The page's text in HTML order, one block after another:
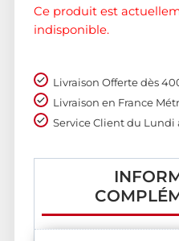
Ce produit est
indisponible.
Livraison Offerte dès
Livraison en France
Service Client du Lundi